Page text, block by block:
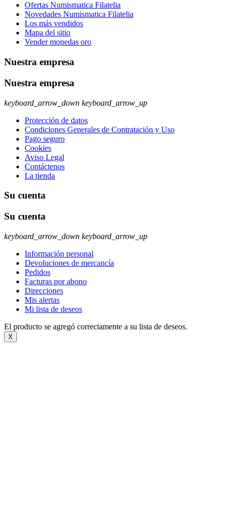
Ofertas Numismatica Filatelia
Novedades Numismatica Filatelia
Los más vendidos
Mapa del sitio
Vender monedas oro
Nuestra empresa
Nuestra empresa
keyboard_arrow_down keyboard_arrow_up
Protección de datos
Condiciones Generales de Contratación y Uso
Pago seguro
Cookies
Aviso Legal
Contáctenos
La tienda
Su cuenta
Su cuenta
keyboard_arrow_down keyboard_arrow_up
Información personal
Devoluciones de mercancía
Pedidos
Facturas por abono
Direcciones
Mis alertas
Mi lista de deseos
El producto se agregó correctamente a su lista de deseos.
X